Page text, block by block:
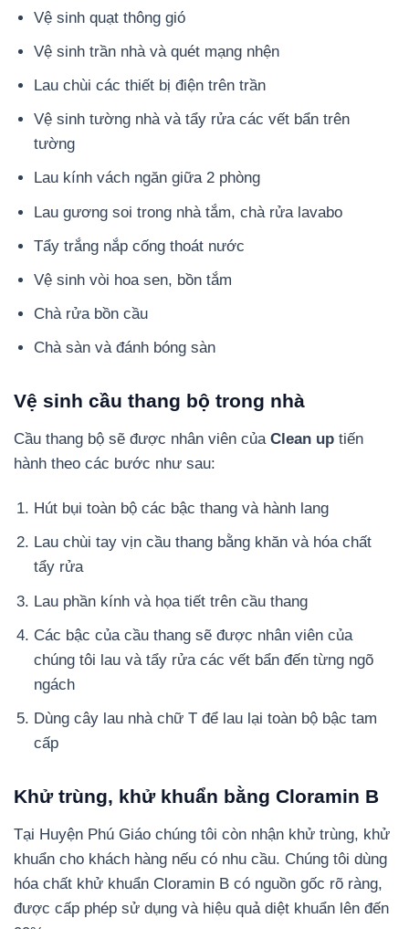
Vệ sinh quạt thông gió
Vệ sinh trần nhà và quét mạng nhện
Lau chùi các thiết bị điện trên trần
Vệ sinh tường nhà và tẩy rửa các vết bẩn trên
tường
Lau kính vách ngăn giữa 2 phòng
Lau gương soi trong nhà tắm, chà rửa lavabo
Tẩy trắng nắp cống thoát nước
Vệ sinh vòi hoa sen, bồn tắm
Chà rửa bồn cầu
Chà sàn và đánh bóng sàn
Vệ sinh cầu thang bộ trong nhà
Cầu thang bộ sẽ được nhân viên của Clean up tiến
hành theo các bước như sau:
Hút bụi toàn bộ các bậc thang và hành lang
Lau chùi tay vịn cầu thang bằng khăn và hóa chất
tẩy rửa
Lau phần kính và họa tiết trên cầu thang
Các bậc của cầu thang sẽ được nhân viên của
chúng tôi lau và tẩy rửa các vết bẩn đến từng ngõ
ngách
Dùng cây lau nhà chữ T để lau lại toàn bộ bậc tam
cấp
Khử trùng, khử khuẩn bằng Cloramin B
Tại Huyện Phú Giáo chúng tôi còn nhận khử trùng, khử
khuẩn cho khách hàng nếu có nhu cầu. Chúng tôi dùng
hóa chất khử khuẩn Cloramin B có nguồn gốc rõ ràng,
được cấp phép sử dụng và hiệu quả diệt khuẩn lên đến